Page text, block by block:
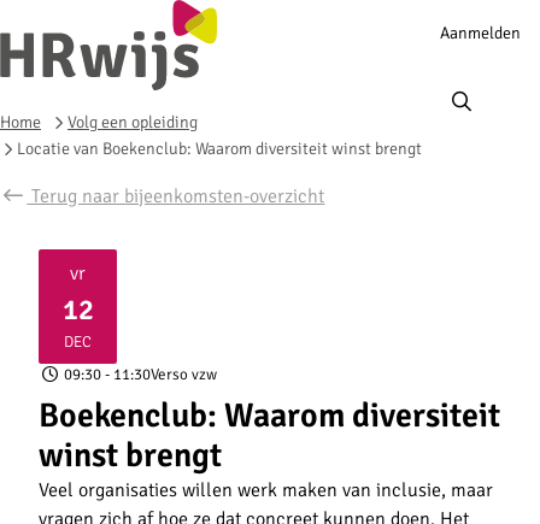
Account
Aanmelden
Home
Volg een opleiding
Locatie van Boekenclub: Waarom diversiteit winst brengt
Terug naar bijeenkomsten-overzicht
vr
12
DEC
2025
09:30- 11:30Verso vzw
Boekenclub: Waarom diversiteit
winst brengt
Veel organisaties willen werk maken van inclusie, maar
vragen zich af hoe ze dat concreet kunnen doen. Het